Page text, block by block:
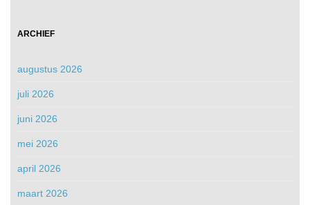
ARCHIEF
augustus 2026
juli 2026
juni 2026
mei 2026
april 2026
maart 2026